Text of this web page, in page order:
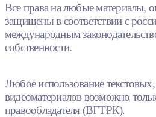
Все права на любые материалы,
защищены в соответствии с
международным
собственности.
Любое использование
видеоматериалов возможно
правообладателя (ВГТРК).